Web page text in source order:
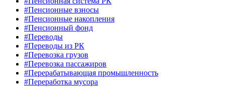
#Пенсионные взносы
#Пенсионные накопления
#Пенсионный фонд
#Переводы
#Переводы из РК
#Перевозка грузов
#Перевозка пассажиров
#Перерабатывающая промышленность
#Переработка мусора